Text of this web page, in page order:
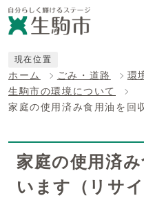
現在位置
ホーム ごみ・道路
環
生駒市の環境について
家庭の使用済み食用油を回
家庭の使用済
います（リサイ